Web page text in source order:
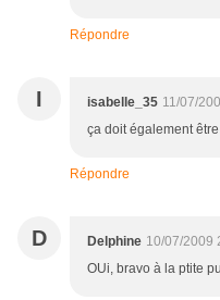
Répondre
I isabelle_35 11/07/
ça doit également
Répondre
D Delphine 10/07/2009
OUi, bravo à la ptite